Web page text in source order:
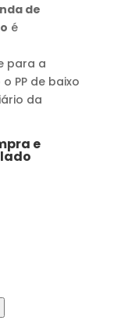
de
é
para a
PP de baixo
da
e